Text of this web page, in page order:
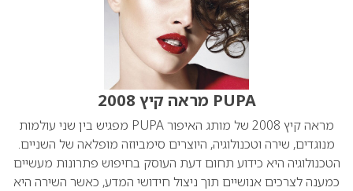
PUPA מראה קיץ 2008
מראה קיץ 2008 של מותג האיפור PUPA מפגיש בין שני עולמות
מנוגדים, שירה וטכנולוגיה, היוצרים סימביוזה מופלאה של השניים.
הטכנולוגיה היא כידוע תחום דעת העוסק בחיפוש פתרונות מעשיים
כמענה לצרכים אנושיים תוך ניצול חידושי המדע, כאשר השירה היא